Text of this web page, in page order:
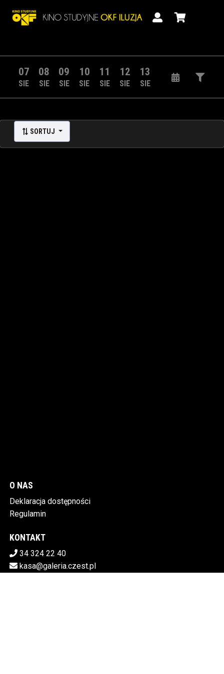
07
SIE
08
SIE
09
SIE
10
SIE
11
SIE
12
SIE
13
SIE
SORTUJ
O NAS
Deklaracja dostępności
Regulamin
KONTAKT
34 324 22 40
kasa@galeria.czest.pl